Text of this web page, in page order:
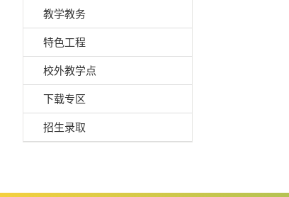
教学教务
特色工程
校外教学点
下载专区
招生录取